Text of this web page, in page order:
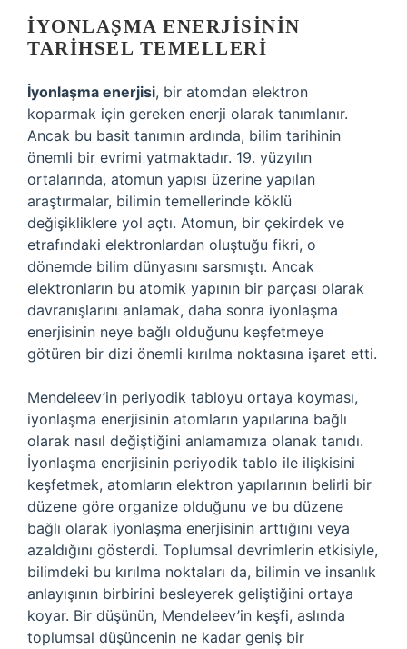
İYONLAŞMA ENERJISININ
TARIHSEL TEMELLERI
İyonlaşma enerjisi, bir atomdan elektron
koparmak için gereken enerji olarak tanımlanır.
Ancak bu basit tanımın ardında, bilim tarihinin
önemli bir evrimi yatmaktadır. 19. yüzyılın
ortalarında, atomun yapısı üzerine yapılan
araştırmalar, bilimin temellerinde köklü
değişikliklere yol açtı. Atomun, bir çekirdek ve
etrafındaki elektronlardan oluştuğu fikri, o
dönemde bilim dünyasını sarsmıştı. Ancak
elektronların bu atomik yapının bir parçası olarak
davranışlarını anlamak, daha sonra iyonlaşma
enerjisinin neye bağlı olduğunu keşfetmeye
götüren bir dizi önemli kırılma noktasına işaret etti.
Mendeleev’in periyodik tabloyu ortaya koyması,
iyonlaşma enerjisinin atomların yapılarına bağlı
olarak nasıl değiştiğini anlamamıza olanak tanıdı.
İyonlaşma enerjisinin periyodik tablo ile ilişkisini
keşfetmek, atomların elektron yapılarının belirli bir
düzene göre organize olduğunu ve bu düzene
bağlı olarak iyonlaşma enerjisinin arttığını veya
azaldığını gösterdi. Toplumsal devrimlerin etkisiyle,
bilimdeki bu kırılma noktaları da, bilimin ve insanlık
anlayışının birbirini besleyerek geliştiğini ortaya
koyar. Bir düşünün, Mendeleev’in keşfi, aslında
toplumsal düşüncenin ne kadar geniş bir